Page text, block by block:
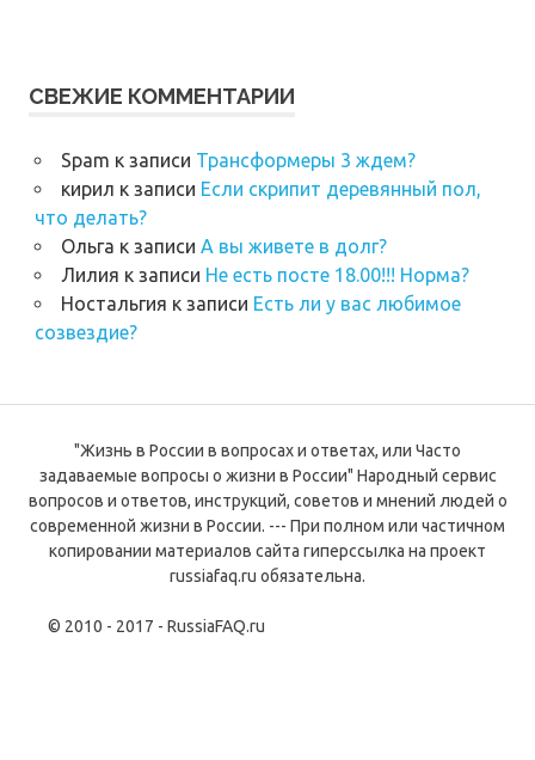
СВЕЖИЕ КОММЕНТАРИИ
Spam к записи Трансформеры 3 ждем?
кирил к записи Если скрипит деревянный пол,
что делать?
Ольга к записи А вы живете в долг?
Лилия к записи Не есть посте 18.00!!! Норма?
Ностальгия к записи Есть ли у вас любимое
созвездие?
"Жизнь в России в вопросах и ответах, или Часто
задаваемые вопросы о жизни в России" Народный сервис
вопросов и ответов, инструкций, советов и мнений людей о
современной жизни в России. --- При полном или частичном
копировании материалов сайта гиперссылка на проект
russiafaq.ru обязательна.
© 2010 - 2017 - RussiaFAQ.ru